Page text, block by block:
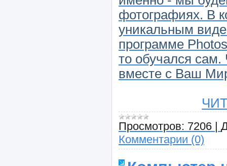
фотографиях. В
уникальным
программе
то обучался сам.
вместе с Ваш
Просмотров: 7206
Комментарии (0)